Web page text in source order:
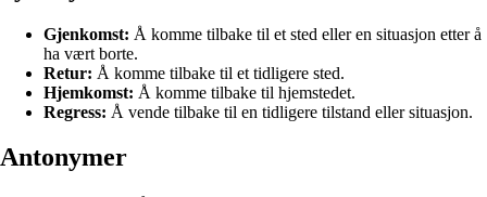
Gjenkomst: Å komme tilbake til et sted eller en situasjon etter å
ha vært borte.
Retur: Å komme tilbake til et tidligere sted.
Hjemkomst: Å komme tilbake til hjemstedet.
Regress: Å vende tilbake til en tidligere tilstand eller situasjon.
Antonymer